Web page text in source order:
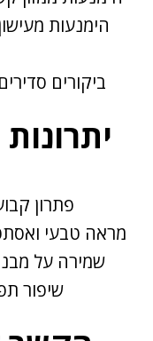
הימנעות
ביקורים
פתרון
מראה טבעי
שמירה על
שיפור